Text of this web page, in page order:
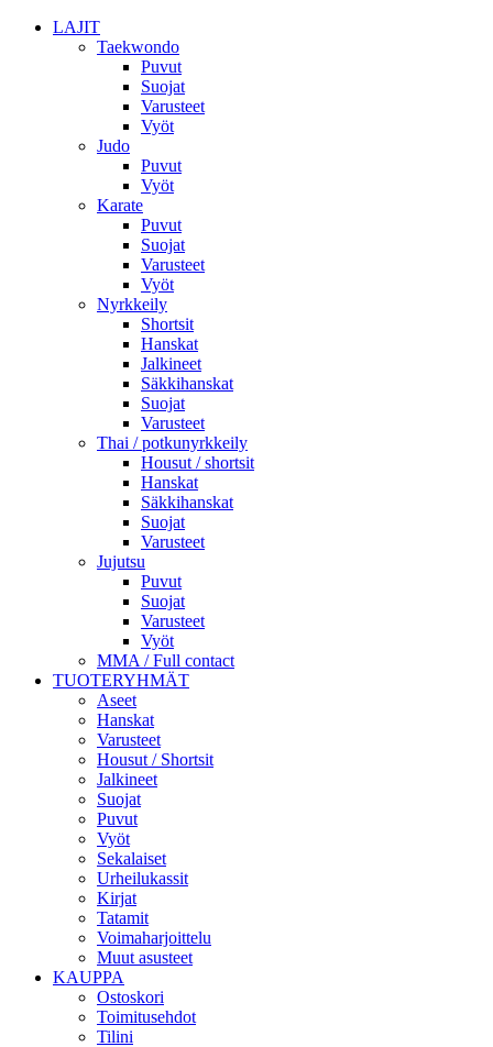
LAJIT
Taekwondo
Puvut
Suojat
Varusteet
Vyöt
Judo
Puvut
Vyöt
Karate
Puvut
Suojat
Varusteet
Vyöt
Nyrkkeily
Shortsit
Hanskat
Jalkineet
Säkkihanskat
Suojat
Varusteet
Thai / potkunyrkkeily
Housut / shortsit
Hanskat
Säkkihanskat
Suojat
Varusteet
Jujutsu
Puvut
Suojat
Varusteet
Vyöt
MMA / Full contact
TUOTERYHMÄT
Aseet
Hanskat
Varusteet
Housut / Shortsit
Jalkineet
Suojat
Puvut
Vyöt
Sekalaiset
Urheilukassit
Kirjat
Tatamit
Voimaharjoittelu
Muut asusteet
KAUPPA
Ostoskori
Toimitusehdot
Tilini